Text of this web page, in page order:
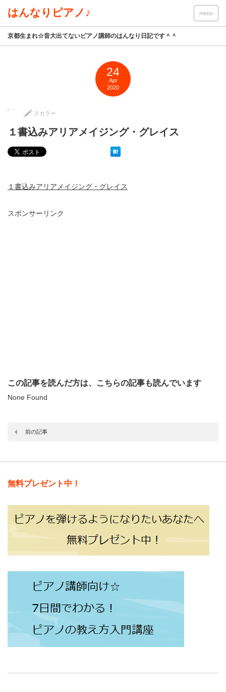
はんなりピアノ♪ menu
京都生まれ☆音大出てないピアノ講師のはんなり日記です＾＾
24
Apr
2020
スカラー
１書込みアリアメイジング・グレイス
１書込みアリアメイジング・グレイス
スポンサーリンク
この記事を読んだ方は、こちらの記事も読んでいます
None Found
前の記事
無料プレゼント中！